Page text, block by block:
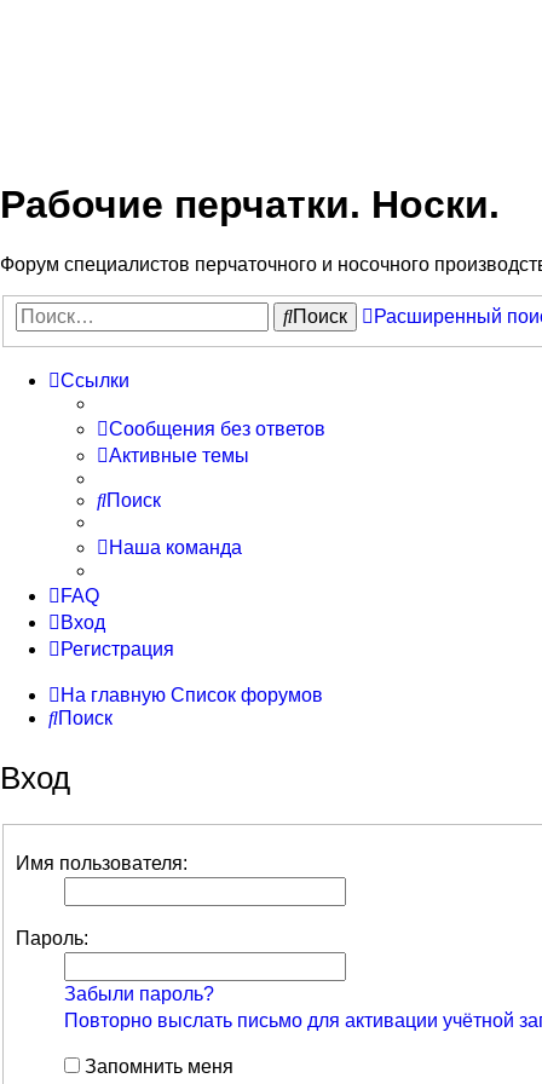
Рабочие перчатки. Носки.
Форум специалистов перчаточного и носочного
Поиск Расширенный
Ссылки
Сообщения без ответов
Активные темы
Поиск
Наша команда
FAQ
Вход
Регистрация
На главную Список форумов
Поиск
Вход
Имя пользователя:
Пароль:
Забыли пароль?
Повторно выслать письмо для активации учётной
Запомнить меня